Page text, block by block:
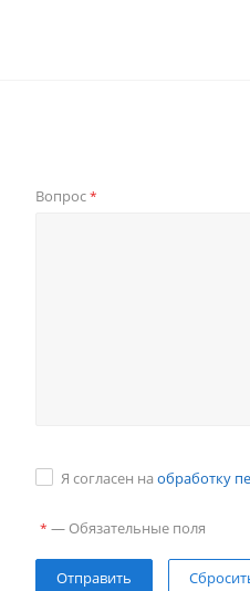
Вопрос*
Я согласен на обработку
* — Обязательные поля